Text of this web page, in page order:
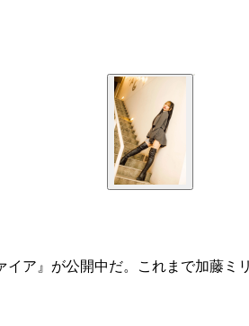
ア』が公開中だ。これまで加藤ミ